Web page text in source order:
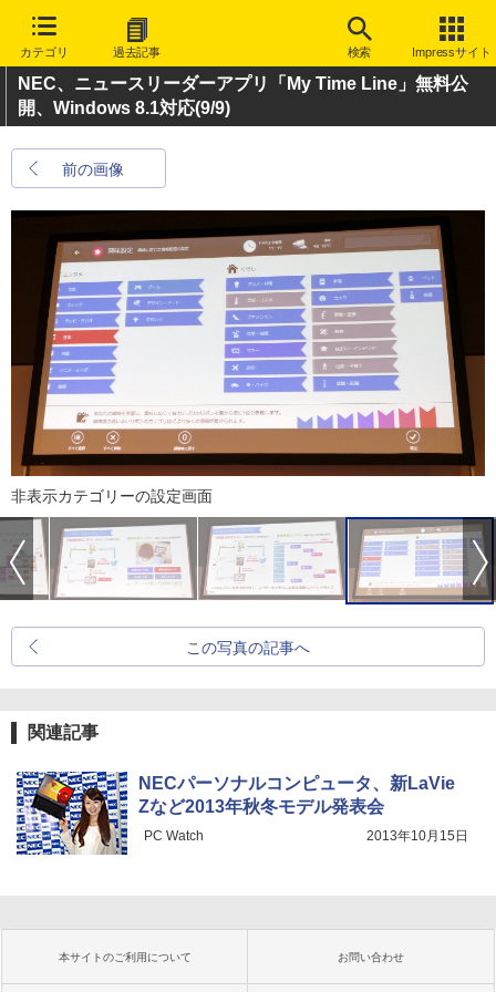
カテゴリ 過去記事 検索 Impressサイト
NEC、ニュースリーダーアプリ「My Time Line」無料公
開、Windows 8.1対応(9/9)
前の画像
非表示カテゴリーの設定画面
この写真の記事へ
関連記事
NECパーソナルコンピュータ、新LaVie
Zなど2013年秋冬モデル発表会
PC Watch 2013年10月15日
本サイトのご利用について お問い合わせ